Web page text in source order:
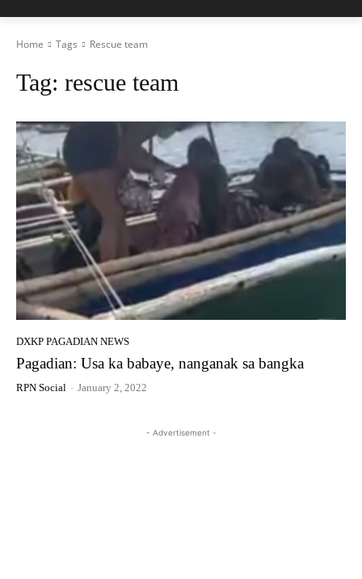
Home Tags Rescue team
Tag: rescue team
DXKP PAGADIAN NEWS
Pagadian: Usa ka babaye, nanganak sa bangka
RPN Social - January 2, 2022
- Advertisement -